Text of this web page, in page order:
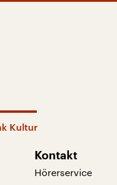
Kultur
Kontakt
Hörerservice